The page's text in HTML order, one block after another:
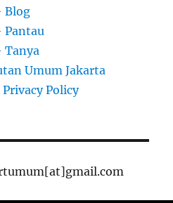
Blog
Pantau
Tanya
Umum Jakarta
Policy